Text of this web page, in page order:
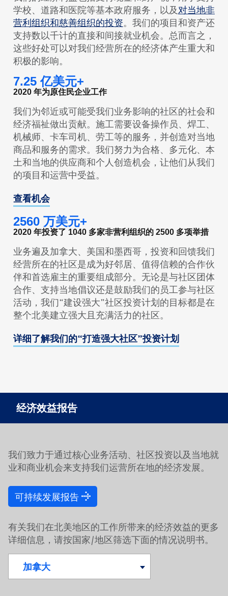
学校、道路和医院等基本政府服务，以及对当地非
营利组织和慈善组织的投资。我们的项目和资产还
支持数以千计的直接和间接就业机会。总而言之，
这些好处可以对我们经营所在的经济体产生重大和
积极的影响。
7.25 亿美元+
2020 年为原住民企业工作
我们为邻近或可能受我们业务影响的社区的社会和
经济福祉做出贡献。施工需要设备操作员、焊工、
机械师、卡车司机、劳工等的服务，并创造对当地
商品和服务的需求。我们努力为合格、多元化、本
土和当地的供应商和个人创造机会，让他们从我们
的项目和运营中受益。
查看机会
2560 万美元+
2020 年投资了 1040 多家非营利组织的 2500 多项举措
业务遍及加拿大、美国和墨西哥，投资和回馈我们
经营所在的社区是成为好邻居、值得信赖的合作伙
伴和首选雇主的重要组成部分。无论是与社区团体
合作、支持当地倡议还是鼓励我们的员工参与社区
活动，我们“建设强大”社区投资计划的目标都是在
整个北美建立强大且充满活力的社区。
详细了解我们的“打造强大社区”投资计划
经济效益报告
我们致力于通过核心业务活动、社区投资以及当地就
业和商业机会来支持我们运营所在地的经济发展。
可持续发展报告
有关我们在北美地区的工作所带来的经济效益的更多
详细信息，请按国家/地区筛选下面的情况说明书。
加拿大